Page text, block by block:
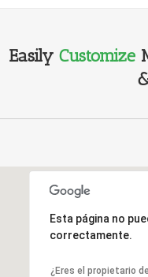
Easily Customize
Esta página no
correctamente.
¿Eres el propietario